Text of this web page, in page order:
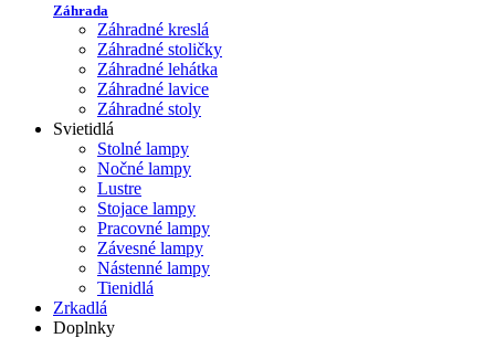
Záhrada
Záhradné kreslá
Záhradné stoličky
Záhradné lehátka
Záhradné lavice
Záhradné stoly
Svietidlá
Stolné lampy
Nočné lampy
Lustre
Stojace lampy
Pracovné lampy
Závesné lampy
Nástenné lampy
Tienidlá
Zrkadlá
Doplnky